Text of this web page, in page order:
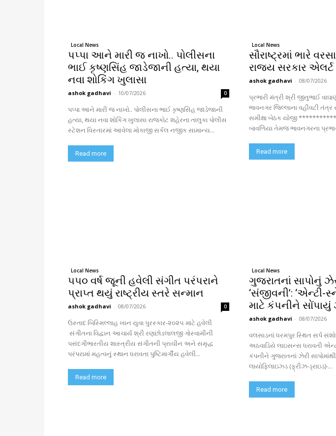
Local News
પપ્પા આને મારી જ નાખો.. પોલીસના
ભાઈ કૃષ્ણસિંહ જાડેજાની હત્યા, થયા
નવા શોકિંગ ખુલાસા
ashok gadhavi - 10/07/2026 0
પપ્પા આને મારી જ નાખો.. પોલીસના ભાઈ કૃષ્ણસિંહ જાડેજાની
હત્યા, થયા નવા શોકિંગ ખુલાસા રાજકોટ શહેરના તાલુકા પોલીસ
સ્ટેશન વિસ્તારમાં આવેલા મોકાજી સર્કલ નજીક સામાન્ય...
Read more
Local News
સૌરાષ્ટ્રમાં ભારે
રાજ્ય સરકાર એલર્ટ
ashok gadhavi - 08/07/2026
પ્રભારી મંત્રી શ્રી જીતુભાઈ
ભાવનગર જિલ્લાના વહીવટી
સમીક્ષા બેઠક યોજી *************** મંત્રી શ્રી કુંવરજીભાઈ
બાવળિયા તેમજ ભાવનગરના
Read more
Local News
૫૫૦ વર્ષ જૂની હવેલી સંગીત પરંપરાને
પ્રાપ્ત થયું રાષ્ટ્રીય સ્તરે સન્માન
ashok gadhavi - 08/07/2026 0
ઉસ્તાદ બિસ્મિલ્લાહ ખાન યુવા પુરસ્કાર-૨૦૨૫ માટે હવેલી
સંગીતના વિદ્વાન આચાર્ય શ્રી રણછોડલાલજી ગોસ્વામીની
પસંદગીભારતીય શાસ્ત્રીય સંગીતની પ્રાચીન અને સમૃદ્ધ
પરંપરામાં મહત્વનું સ્થાન ધરાવતા પુષ્ટિમાર્ગીય હવેલી...
Read more
Local News
ગુજરાતનાં સાપોનું
‘સંજીવની’: ‘એન્ટી-
માટે કંપનીને સોંપાયું
ashok gadhavi - 08/07/2026
વલસાડનાં ધરમપુર સ્થિત સર્પ
અઠવાડિયે લાઇસન્સ ધરાવતી
કંપનીને ગુજરાતનાં ઝેરી
લાયોફિલાઇઝ્ડ (ફ્રીઝ-ડ્રાઇડ)-...
Read more